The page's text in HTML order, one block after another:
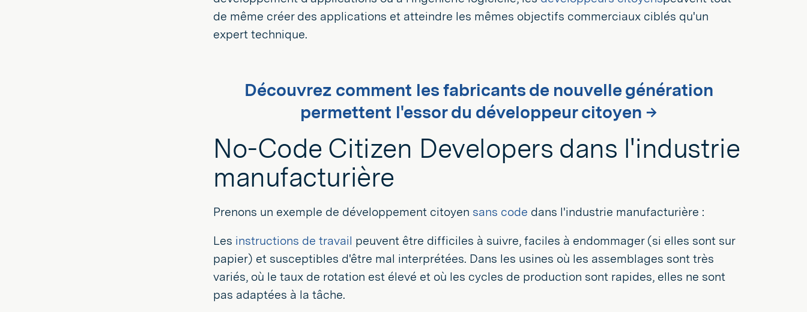
de même créer des applications et atteindre les mêmes objectifs commerciaux ciblés qu'un
expert technique.
Découvrez comment les fabricants de nouvelle génération
permettent l'essor du développeur citoyen →
No-Code Citizen Developers dans l'industrie
manufacturière
Prenons un exemple de développement citoyen sans code dans l'industrie manufacturière :
Les instructions de travail peuvent être difficiles à suivre, faciles à endommager (si elles sont sur
papier) et susceptibles d'être mal interprétées. Dans les usines où les assemblages sont très
variés, où le taux de rotation est élevé et où les cycles de production sont rapides, elles ne sont
pas adaptées à la tâche.